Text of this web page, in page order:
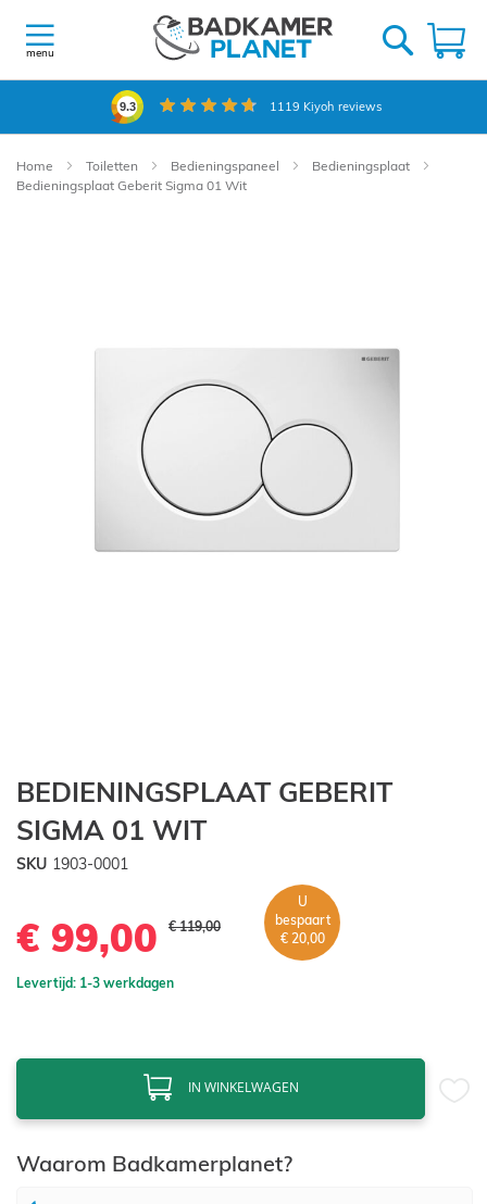
naar
de
menu
9.3 1119 Kiyoh reviews
Home Toiletten Bedieningspaneel
Bedieningsplaat
Bedieningsplaat Geberit Sigma 01 Wit
afbeeldingen-
Ga
naar
het
begin
van
gallerij
BEDIENINGSPLAAT GEBERIT
SIGMA 01 WIT
SKU 1903-0001
€ 99,00 € 119,00
U
bespaart
€ 20,00
Levertijd: 1-3 werkdagen
IN WINKELWAGEN
Waarom Badkamerplanet?